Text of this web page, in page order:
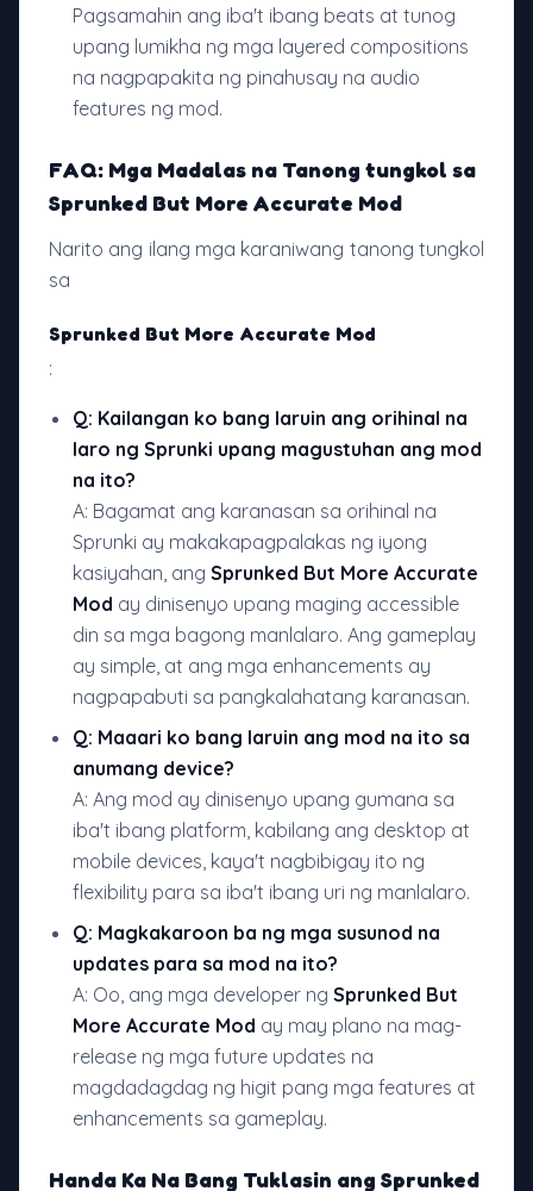
Pagsamahin ang iba't ibang beats at tunog
upang lumikha ng mga layered compositions
na nagpapakita ng pinahusay na audio
features ng mod.
FAQ: Mga Madalas na Tanong tungkol sa
Sprunked But More Accurate Mod
Narito ang ilang mga karaniwang tanong tungkol
sa
Sprunked But More Accurate Mod
:
Q: Kailangan ko bang laruin ang orihinal na
laro ng Sprunki upang magustuhan ang mod
na ito?
A: Bagamat ang karanasan sa orihinal na
Sprunki ay makakapagpalakas ng iyong
kasiyahan, ang Sprunked But More Accurate
Mod ay dinisenyo upang maging accessible
din sa mga bagong manlalaro. Ang gameplay
ay simple, at ang mga enhancements ay
nagpapabuti sa pangkalahatang karanasan.
Q: Maaari ko bang laruin ang mod na ito sa
anumang device?
A: Ang mod ay dinisenyo upang gumana sa
iba't ibang platform, kabilang ang desktop at
mobile devices, kaya't nagbibigay ito ng
flexibility para sa iba't ibang uri ng manlalaro.
Q: Magkakaroon ba ng mga susunod na
updates para sa mod na ito?
A: Oo, ang mga developer ng Sprunked But
More Accurate Mod ay may plano na mag-
release ng mga future updates na
magdadagdag ng higit pang mga features at
enhancements sa gameplay.
Handa Ka Na Bang Tuklasin ang Sprunked